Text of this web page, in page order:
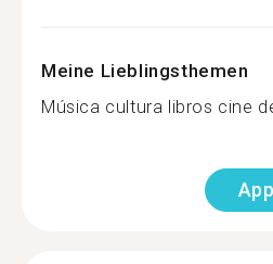
Meine Lieblingsthemen
Música cultura libros cine